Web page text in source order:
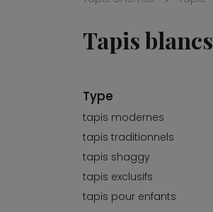
Tapis blancs
Type
tapis modernes
tapis traditionnels
tapis shaggy
tapis exclusifs
tapis pour enfants